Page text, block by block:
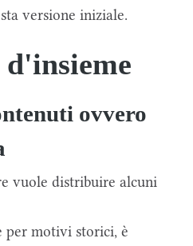
versione iniziale.
ovvero
vuole distribuire alcuni
per motivi storici, è